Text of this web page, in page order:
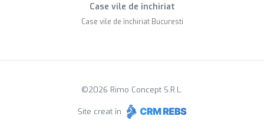
Case vile de închiriat
Case vile de închiriat Bucuresti
©2026 Rimo Concept S.R.L.
Site creat în